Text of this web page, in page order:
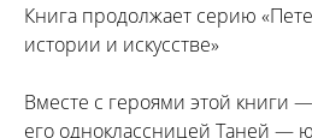
Книга продолжает серию
истории и искусстве»
Вместе с героями этой книги
его одноклассницей Таней —